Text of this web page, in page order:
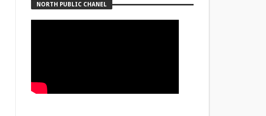
NORTH PUBLIC CHANEL